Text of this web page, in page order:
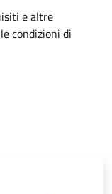
e altre
condizioni di